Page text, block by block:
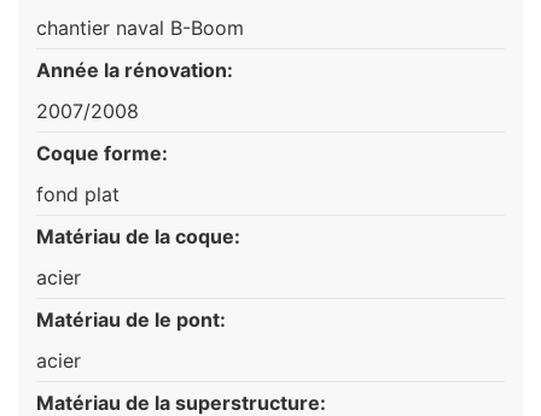
chantier naval B-Boom
Année la rénovation:
2007/2008
Coque forme:
fond plat
Matériau de la coque:
acier
Matériau de le pont:
acier
Matériau de la superstructure: